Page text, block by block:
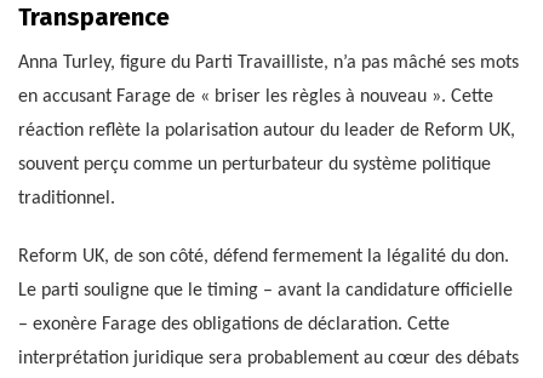
Transparence
Anna Turley, figure du Parti Travailliste, n’a pas mâché ses mots
en accusant Farage de « briser les règles à nouveau ». Cette
réaction reflète la polarisation autour du leader de Reform UK,
souvent perçu comme un perturbateur du système politique
traditionnel.
Reform UK, de son côté, défend fermement la légalité du don.
Le parti souligne que le timing – avant la candidature officielle
– exonère Farage des obligations de déclaration. Cette
interprétation juridique sera probablement au cœur des débats